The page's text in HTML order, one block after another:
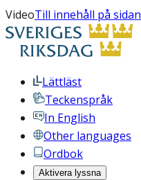
VideoTill innehåll på sidan
Lättläst
Teckenspråk
In English
Other languages
Ordbok
Aktivera lyssna